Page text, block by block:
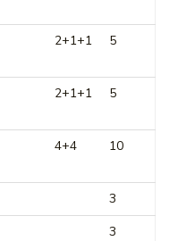
2+1+1 5
2+1+1 5
4+4 10
3
3